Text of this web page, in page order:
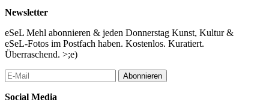
Newsletter
eSeL Mehl abonnieren & jeden Donnerstag Kunst, Kultur &
eSeL-Fotos im Postfach haben. Kostenlos. Kuratiert.
Überraschend. >;e)
Abonnieren
Social Media